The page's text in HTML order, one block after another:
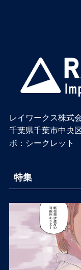
レイワークス株式
千葉県千葉市中央
ボ：シークレット
特集